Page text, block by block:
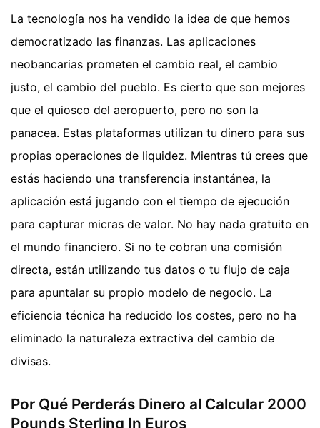
La tecnología nos ha vendido la idea de que hemos
democratizado las finanzas. Las aplicaciones
neobancarias prometen el cambio real, el cambio
justo, el cambio del pueblo. Es cierto que son mejores
que el quiosco del aeropuerto, pero no son la
panacea. Estas plataformas utilizan tu dinero para sus
propias operaciones de liquidez. Mientras tú crees que
estás haciendo una transferencia instantánea, la
aplicación está jugando con el tiempo de ejecución
para capturar micras de valor. No hay nada gratuito en
el mundo financiero. Si no te cobran una comisión
directa, están utilizando tus datos o tu flujo de caja
para apuntalar su propio modelo de negocio. La
eficiencia técnica ha reducido los costes, pero no ha
eliminado la naturaleza extractiva del cambio de
divisas.
Por Qué Perderás Dinero al Calcular 2000
Pounds Sterling In Euros